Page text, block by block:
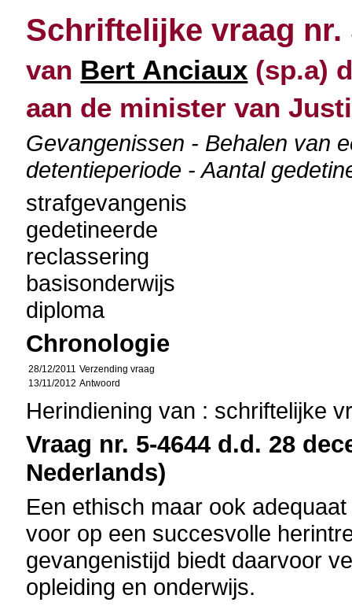
Schriftelijke vraag nr.
van Bert Anciaux (sp.a)
aan de minister van
Gevangenissen - Behalen van
detentieperiode - Aantal
strafgevangenis
gedetineerde
reclassering
basisonderwijs
diploma
Chronologie
28/12/2011 Verzending vraag
13/11/2012 Antwoord
Herindiening van : schriftelijke
Vraag nr. 5-4644 d.d. 28
Nederlands)
Een ethisch maar ook
voor op een succesvolle
gevangenistijd biedt daarvoor
opleiding en onderwijs.